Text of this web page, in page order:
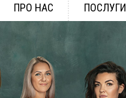
ПРО НАС ПОСЛУГИ